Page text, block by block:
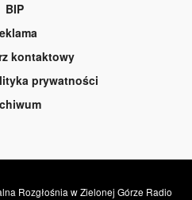
BIP
kontaktowy
prywatności
Rozgłośnia w Zielonej Górze Radio